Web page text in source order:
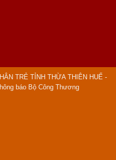
TRẺ TỈNH THỪA THIÊN HUẾ -
báo Bộ Công Thương